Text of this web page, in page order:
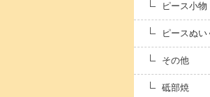
ピース小物
ピースぬい
その他
砥部焼